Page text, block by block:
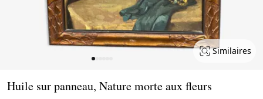
Similaires
Huile sur panneau, Nature morte aux fleurs